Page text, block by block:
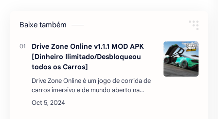
jogador para o mundo automotivo, onde
aprende sobre d…
Apk Mod (Versão Completa) v2.2
Mental Hospital IV Apk Mod é um jogo de
terror psicológico que coloca o jogador na
pele de um jornalista que investiga um
hospital abandonado. O jogo tem gráficos
realistas, sons a…
Rich Inc. Magnata milionário Apk